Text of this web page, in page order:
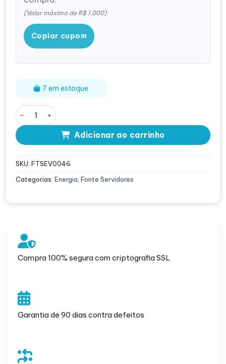
(Valor máximo de R$ 1.000)
Copiar cupom
7 em estoque
Fonte Servidor Dell A870P-00 870W AC Hot Swap –
Adicionar ao carrinho
SKU: FTSEV0046
Categorias: Energia, Fonte Servidores
Compra 100% segura com criptografia SSL
Garantia de 90 dias contra defeitos